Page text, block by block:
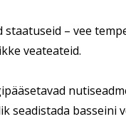
– vee
veateateid.
seadistada